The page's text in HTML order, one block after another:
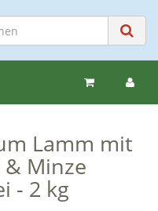
Lamm mit
Minze
- 2 kg